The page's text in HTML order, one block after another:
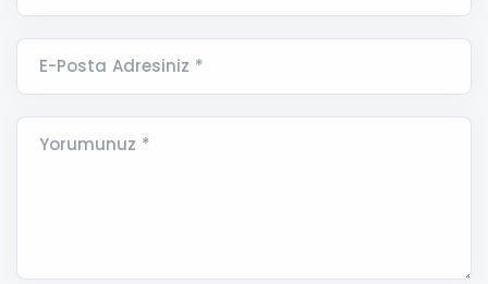
E-Posta Adresiniz *
Yorumunuz *